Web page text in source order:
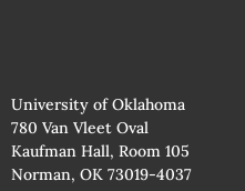
University of Oklahoma
780 Van Vleet Oval
Kaufman Hall, Room 105
Norman, OK 73019-4037